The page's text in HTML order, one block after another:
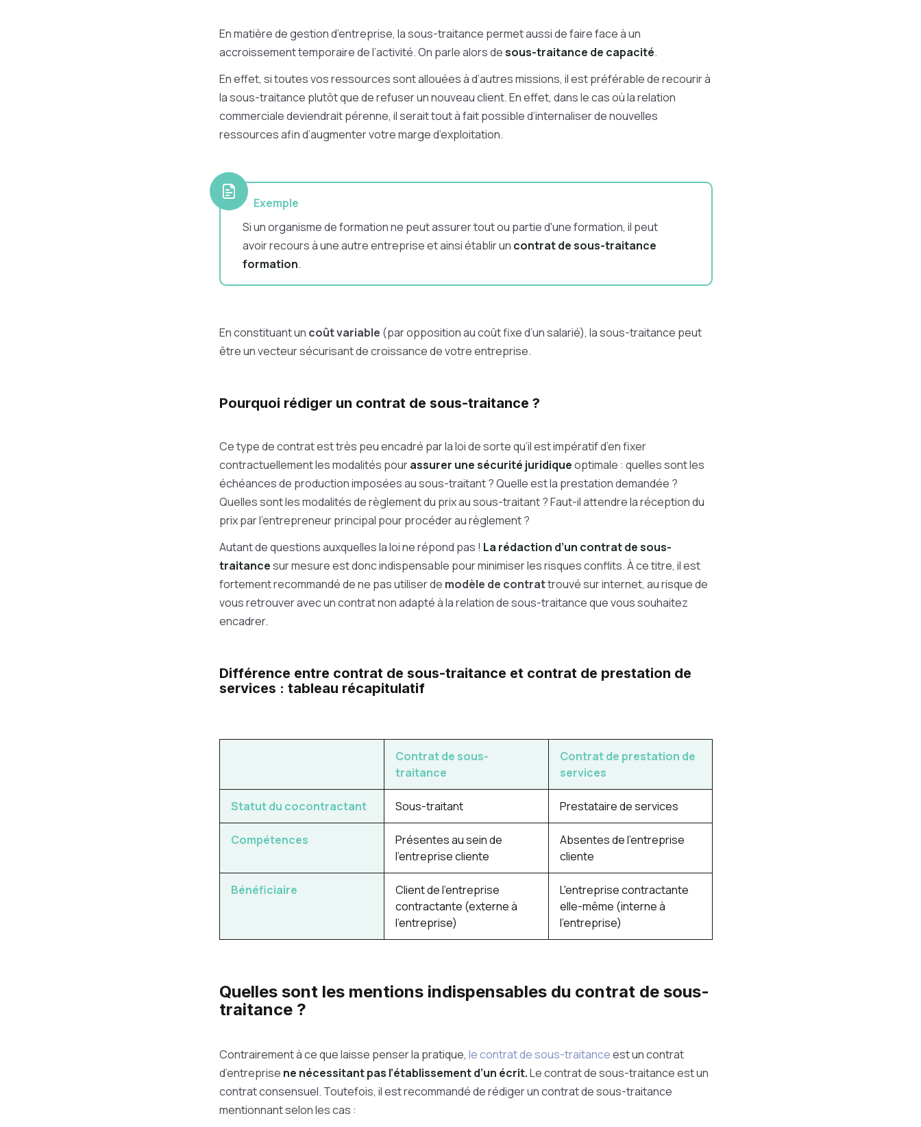
En matière de gestion d’entreprise, la sous-traitance permet aussi de faire face à un
accroissement temporaire de l’activité. On parle alors desous-traitance de capacité.
En effet, si toutes vos ressources sont allouées à d’autres missions, il est préférable de recourir à
la sous-traitance plutôt que de refuser un nouveau client. En effet, dans le cas où la relation
commerciale deviendrait pérenne, il serait tout à fait possible d’internaliser de nouvelles
ressources afin d’augmenter votre marge d’exploitation.
Exemple
Si un organisme de formation ne peut assurer tout ou partie d'une formation, il peut
avoir recours à une autre entreprise et ainsi établir un contrat de sous-traitance
formation.
En constituant un coût variable (par opposition au coût fixe d’un salarié), la sous-traitance peut
être un vecteur sécurisant de croissance de votre entreprise.
Pourquoi rédiger un contrat de sous-traitance ?
Ce type de contrat est très peu encadré par la loi de sorte qu’il est impératif d’en fixer
contractuellement les modalités pourassurer une sécurité juridiqueoptimale : quelles sont les
échéances de production imposées au sous-traitant ? Quelle est la prestation demandée ?
Quelles sont les modalités de règlement du prix au sous-traitant ? Faut-il attendre la réception du
prix par l’entrepreneur principal pour procéder au règlement ?
Autant de questions auxquelles la loi ne répond pas ! La rédaction d’un contrat de sous-
traitancesur mesure est donc indispensable pour minimiser les risques conflits. À ce titre, il est
fortement recommandé de ne pas utiliser de modèle de contrattrouvé sur internet, au risque de
vous retrouver avec un contrat non adapté à la relation de sous-traitance que vous souhaitez
encadrer.
Différence entre contrat de sous-traitance et contrat de prestation de
services : tableau récapitulatif
Contrat de sous-
traitance
Contrat de prestation de
services
Statut du cocontractant Sous-traitant Prestataire de services
Compétences
Présentes au sein de
l'entreprise cliente
Absentes de l'entreprise
cliente
Bénéficiaire
Client de l'entreprise
contractante (externe à
l'entreprise)
L'entreprise contractante
elle-même (interne à
l'entreprise)
Quelles sont les mentions indispensables du contrat de sous-
traitance ?
Contrairement à ce que laisse penser la pratique, le contrat de sous-traitanceest un contrat
d’entreprise ne nécessitant pas l’établissement d’un écrit.Le contrat de sous-traitance est un
contrat consensuel. Toutefois, il est recommandé de rédiger un contrat de sous-traitance
mentionnant selon les cas :